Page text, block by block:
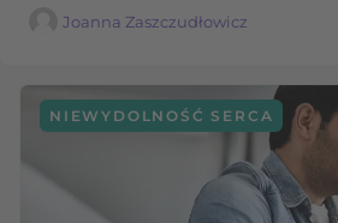
Joanna Zaszczudłowicz
NIEWYDOLNOŚĆ SERCA